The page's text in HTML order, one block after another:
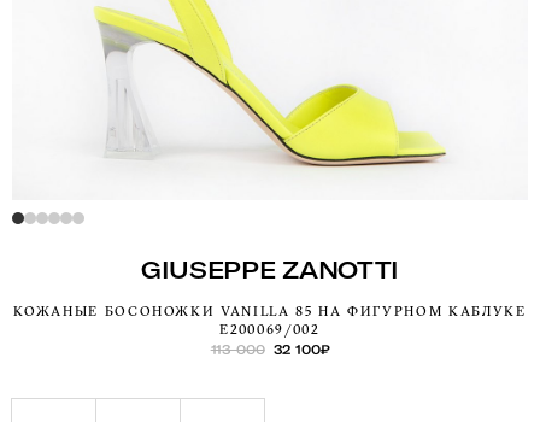
GIUSEPPE ZANOTTI
КОЖАНЫЕ БОСОНОЖКИ VANILLA 85 НА ФИГУРНОМ КАБЛУКЕ
E200069/002
113 000 32 100₽